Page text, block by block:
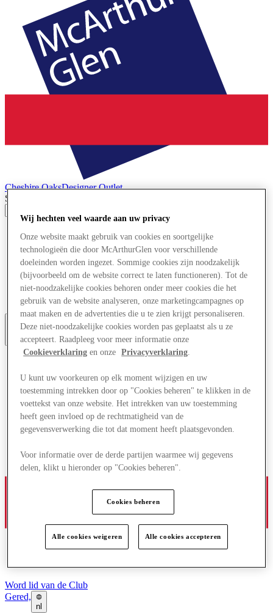
Cheshire OaksDesigner Outlet
Search input
Winkels
Aanbiedingen
Plan je bezoek
Wat is er aan
Eet & Drink
Cadeaubonnen
Diensten
Meer
Word lid van de Club
Gered,
nl
Wij hechten veel waarde aan uw privacy
Onze website maakt gebruik van cookies en soortgelijke
technologieën die door McArthurGlen voor verschillende
doeleinden worden ingezet. Sommige cookies zijn noodzakelijk
(bijvoorbeeld om de website correct te laten functioneren). Tot de
niet-noodzakelijke cookies behoren onder meer cookies die het
gebruik van de website analyseren, onze marketingcampagnes op
maat maken en de advertenties die u te zien krijgt personaliseren.
Deze niet-noodzakelijke cookies worden pas geplaatst als u ze
accepteert. Raadpleeg voor meer informatie onze
Cookieverklaring en onze Privacyverklaring
U kunt uw voorkeuren op elk moment wijzigen en uw
toestemming intrekken door op "Cookies beheren" te klikken in de
voettekst van onze website. Het intrekken van uw toestemming
heeft geen invloed op de rechtmatigheid van de
gegevensverwerking die tot dat moment heeft plaatsgevonden.
Voor informatie over de derde partijen waarmee wij gegevens
delen, klikt u hieronder op "Cookies beheren".
Cookies beheren
Alle cookies weigeren Alle cookies accepteren